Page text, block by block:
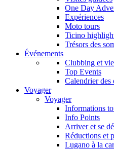
One Day
Expériences
Moto tours
Ticino
Trésors des
Événements
Clubbing et
Top Events
Calendrier des
Voyager
Voyager
Informations
Info Points
Arriver et se
Réductions et
Lugano à la